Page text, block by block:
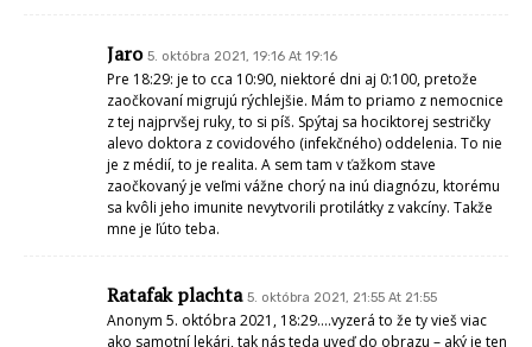
Jaro 5. októbra 2021, 19:16 At 19:16
Pre 18:29: je to cca 10:90, niektoré dni aj 0:100, pretože
zaočkovaní migrujú rýchlejšie. Mám to priamo z nemocnice
z tej najprvšej ruky, to si píš. Spýtaj sa hociktorej sestričky
alevo doktora z covidového (infekčného) oddelenia. To nie
je z médií, to je realita. A sem tam v ťažkom stave
zaočkovaný je veľmi vážne chorý na inú diagnózu, ktorému
sa kvôli jeho imunite nevytvorili protilátky z vakcíny. Takže
mne je ľúto teba.
Ratafak plachta 5. októbra 2021, 21:55 At 21:55
Anonym 5. októbra 2021, 18:29….vyzerá to že ty vieš viac
ako samotní lekári, tak nás teda uveď do obrazu – aký je ten